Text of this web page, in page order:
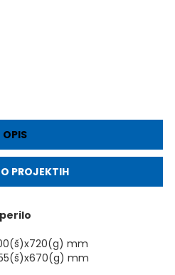
OPIS
PROJEKTIH
mm
mm